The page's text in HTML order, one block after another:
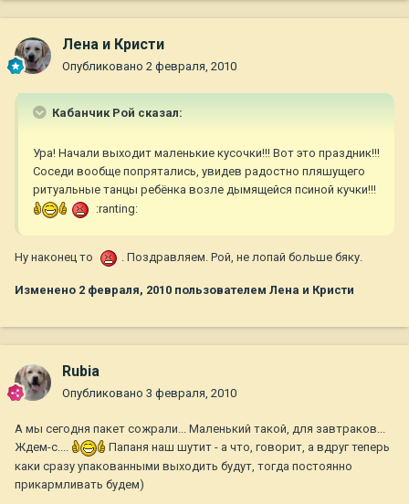
Лена и Кристи
Опубликовано 2 февраля, 2010
Кабанчик Рой сказал:
Ура! Начали выходит маленькие кусочки!!! Вот это праздник!!!
Соседи вообще попрятались, увидев радостно пляшущего
ритуальные танцы ребёнка возле дымящейся псиной кучки!!!
:ranting:
Ну наконец то . Поздравляем. Рой, не лопай больше бяку.
Изменено 2 февраля, 2010 пользователем Лена и Кристи
Rubia
Опубликовано 3 февраля, 2010
А мы сегодня пакет сожрали... Маленький такой, для завтраков...
Ждем-с....
Папаня наш шутит - а что, говорит, а вдруг теперь
каки сразу упакованными выходить будут, тогда постоянно
прикармливать будем)